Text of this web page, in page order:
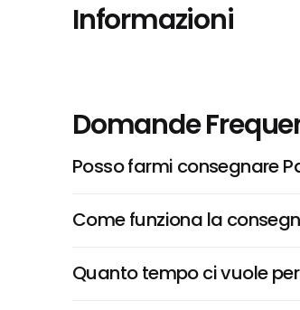
Informazioni
Domande
Posso farmi consegnare
Come funziona la
Quanto tempo ci vuole